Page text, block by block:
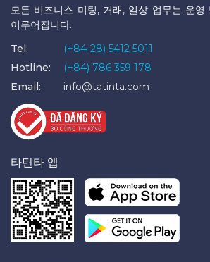
모든 비즈니스 미팅, 거래, 일상 업무는 운영
이루어집니다.
Tel:
(+84-28) 5412 5011
Hotline:
(+84) 786 359 178
Email:
info@tatinta.com
타틴타 앱